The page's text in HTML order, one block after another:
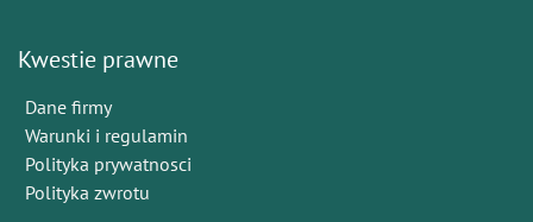
Kwestie prawne
Dane firmy
Warunki i regulamin
Polityka prywatnosci
Polityka zwrotu